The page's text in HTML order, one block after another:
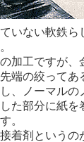
いない軟鉄
加工ですが、
端の絞って
、ノーマルの
た部分に紙
。
着剤というの